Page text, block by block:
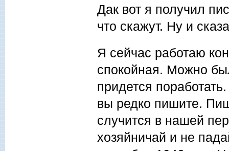
Дак вот я получил
что скажут. Ну и
Я сейчас работаю
спокойная. Можно
придется
вы редко пишите.
случится в нашей
хозяйничай и не